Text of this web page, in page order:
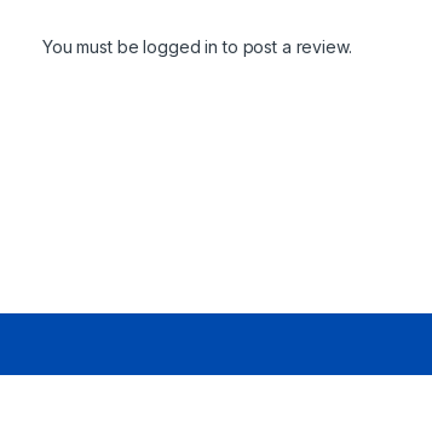
You must belogged in to post a review.